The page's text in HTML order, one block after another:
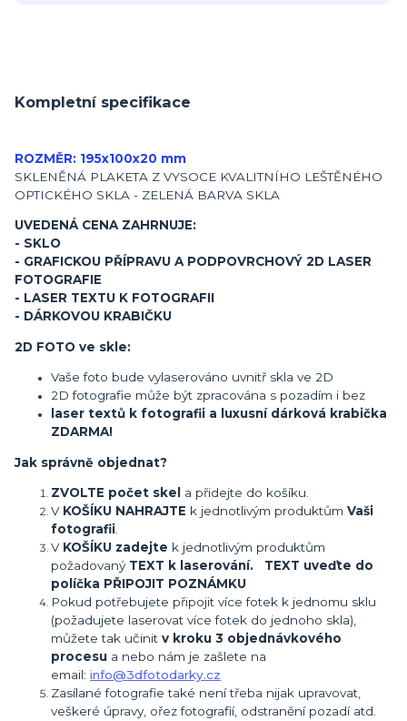
Kompletní specifikace
ROZMĚR: 195x100x20 mm
SKLENĚNÁ PLAKETA Z VYSOCE KVALITNÍHO LEŠTĚNÉHO
OPTICKÉHO SKLA - ZELENÁ BARVA SKLA
UVEDENÁ CENA ZAHRNUJE:
- SKLO
- GRAFICKOU PŘÍPRAVU A PODPOVRCHOVÝ 2D LASER
FOTOGRAFIE
- LASER TEXTU K FOTOGRAFII
- DÁRKOVOU KRABIČKU
2D FOTO ve skle:
Vaše foto bude vylaserováno uvnitř skla ve 2D
2D fotografie může být zpracována s pozadím i bez
laser textů k fotografii a luxusní dárková krabička
ZDARMA!
Jak správně objednat?
ZVOLTE počet skel
a přidejte do košíku.
V KOŠÍKU NAHRAJTE k jednotlivým produktům Vaši
fotografii.
V KOŠÍKU zadejte k jednotlivým produktům
požadovaný TEXT k laserování. TEXT uveďte do
políčka PŘIPOJIT POZNÁMKU
Pokud potřebujete připojit více fotek k jednomu sklu
(požadujete laserovat více fotek do jednoho skla),
můžete tak učinit v kroku 3 objednávkového
procesu a nebo nám je zašlete na
email: info@3dfotodarky.cz
Zasílané fotografie také není třeba nijak upravovat,
veškeré úpravy, ořez fotografií, odstranění pozadí atd.